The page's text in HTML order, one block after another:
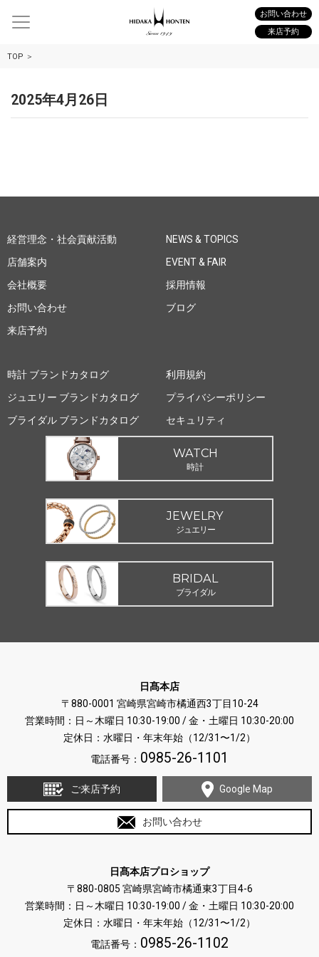
お問い合わせ
来店予約
TOP
2025年4月26日
経営理念・社会貢献活動
店舗案内
会社概要
お問い合わせ
来店予約
NEWS & TOPICS
EVENT & FAIR
採用情報
ブログ
時計 ブランドカタログ
ジュエリー ブランドカタログ
ブライダル ブランドカタログ
利用規約
プライバシーポリシー
セキュリティ
WATCH
時計
JEWELRY
ジュエリー
BRIDAL
ブライダル
日髙本店
〒880-0001 宮崎県宮崎市橘通西3丁目10-24
営業時間：日～木曜日 10:30-19:00 / 金・土曜日 10:30-20:00
定休日：水曜日・年末年始（12/31〜1/2）
電話番号： 0985-26-1101
ご来店予約 Google Map
お問い合わせ
日髙本店プロショップ
〒880-0805 宮崎県宮崎市橘通東3丁目4-6
営業時間：日～木曜日 10:30-19:00 / 金・土曜日 10:30-20:00
定休日：水曜日・年末年始（12/31〜1/2）
電話番号： 0985-26-1102